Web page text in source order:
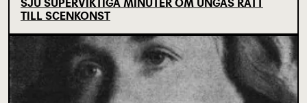
SJU SUPERVIKTIGA MINUTER OM UNGAS RÄTT
TILL SCENKONST